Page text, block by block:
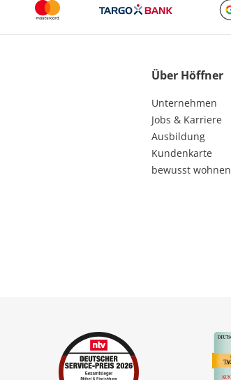
Über Höffner
Unternehmen
Jobs & Karriere
Ausbildung
Kundenkarte
bewusst wohnen